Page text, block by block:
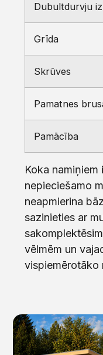
Dubultdurvju
Grīda
Skrūves
Pamatnes
Pamācība
Koka
nepieciešamo
neapmierina
sazinieties ar
vēlmēm un
vispiemērotāko